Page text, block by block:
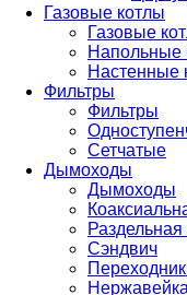
Газовые котлы
Газовые
Напольные
Настенные
Фильтры
Фильтры
Сетчатые
Дымоходы
Дымоходы
Сэндвич
Нержавейка